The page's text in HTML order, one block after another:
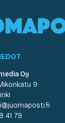
Oy
9
41 79